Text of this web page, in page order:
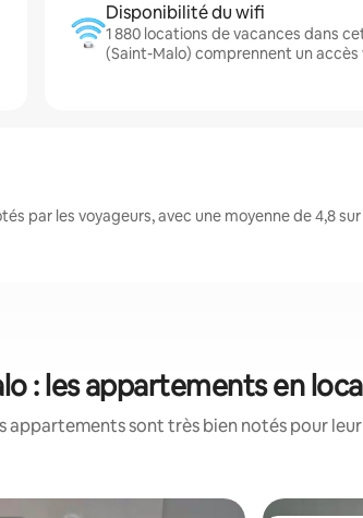
Disponibilité du wifi
1 880 locations de vacances dans
(Saint-Malo) comprennent un accès
par les voyageurs, avec une moyenne de 4,8 sur
: les appartements en
appartements sont très bien notés pour